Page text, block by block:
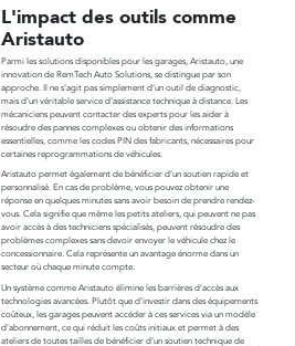
L'impact des outils comme
Aristauto
Parmi les solutions disponibles pour les garages, Aristauto, une
innovation de RemTech Auto Solutions, se distingue par son
approche. Il ne s’agit pas simplement d’un outil de diagnostic,
mais d’un véritable service d’assistance technique à distance. Les
mécaniciens peuvent contacter des experts pour les aider à
résoudre des pannes complexes ou obtenir des informations
essentielles, comme les codes PIN des fabricants, nécessaires pour
certaines reprogrammations de véhicules.
Aristauto permet également de bénéficier d’un soutien rapide et
personnalisé. En cas de problème, vous pouvez obtenir une
réponse en quelques minutes sans avoir besoin de prendre rendez-
vous. Cela signifie que même les petits ateliers, qui peuvent ne pas
avoir accès à des techniciens spécialisés, peuvent résoudre des
problèmes complexes sans devoir envoyer le véhicule chez le
concessionnaire. Cela représente un avantage énorme dans un
secteur où chaque minute compte.
Un système comme Aristauto élimine les barrières d’accès aux
technologies avancées. Plutôt que d’investir dans des équipements
coûteux, les garages peuvent accéder à ces services via un modèle
d’abonnement, ce qui réduit les coûts initiaux et permet à des
ateliers de toutes tailles de bénéficier d’un soutien technique de